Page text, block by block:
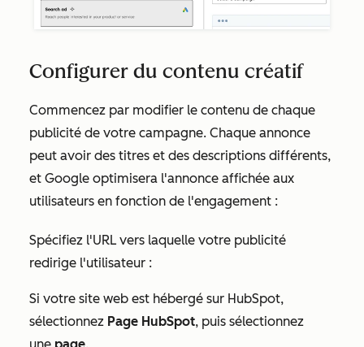
Configurer du contenu créatif
Commencez par modifier le contenu de chaque
publicité de votre campagne. Chaque annonce
peut avoir des titres et des descriptions différents,
et Google optimisera l'annonce affichée aux
utilisateurs en fonction de l'engagement :
Spécifiez l'URL vers laquelle votre publicité
redirige l'utilisateur :
Si votre site web est hébergé sur HubSpot,
sélectionnez Page HubSpot, puis sélectionnez